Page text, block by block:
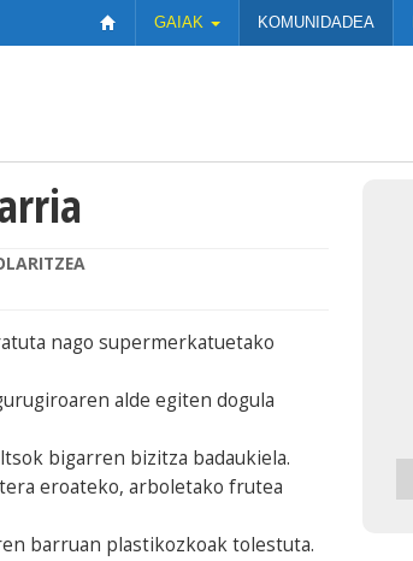
GAIAK KOMUNIDADEA
nago supermerkatuetako
alde egiten dogula
bigarren bizitza badaukiela.
eroateko, arboletako frutea
barruan plastikozkoak tolestuta.